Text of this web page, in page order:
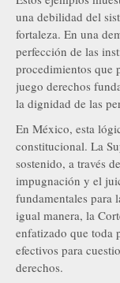
una debilidad del
fortaleza. En una
perfección de las
procedimientos que
juego derechos
la dignidad de las
En México, esta
constitucional. La
sostenido, a través
impugnación y el
fundamentales para
igual manera, la
enfatizado que toda
efectivos para
derechos.